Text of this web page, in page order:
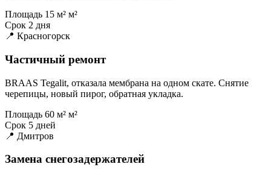
Площадь 15 м² м²
Срок 2 дня
📍 Красногорск
Частичный ремонт
BRAAS Tegalit, отказала мембрана на одном скате. Снятие
черепицы, новый пирог, обратная укладка.
Площадь 60 м² м²
Срок 5 дней
📍 Дмитров
Замена снегозадержателей